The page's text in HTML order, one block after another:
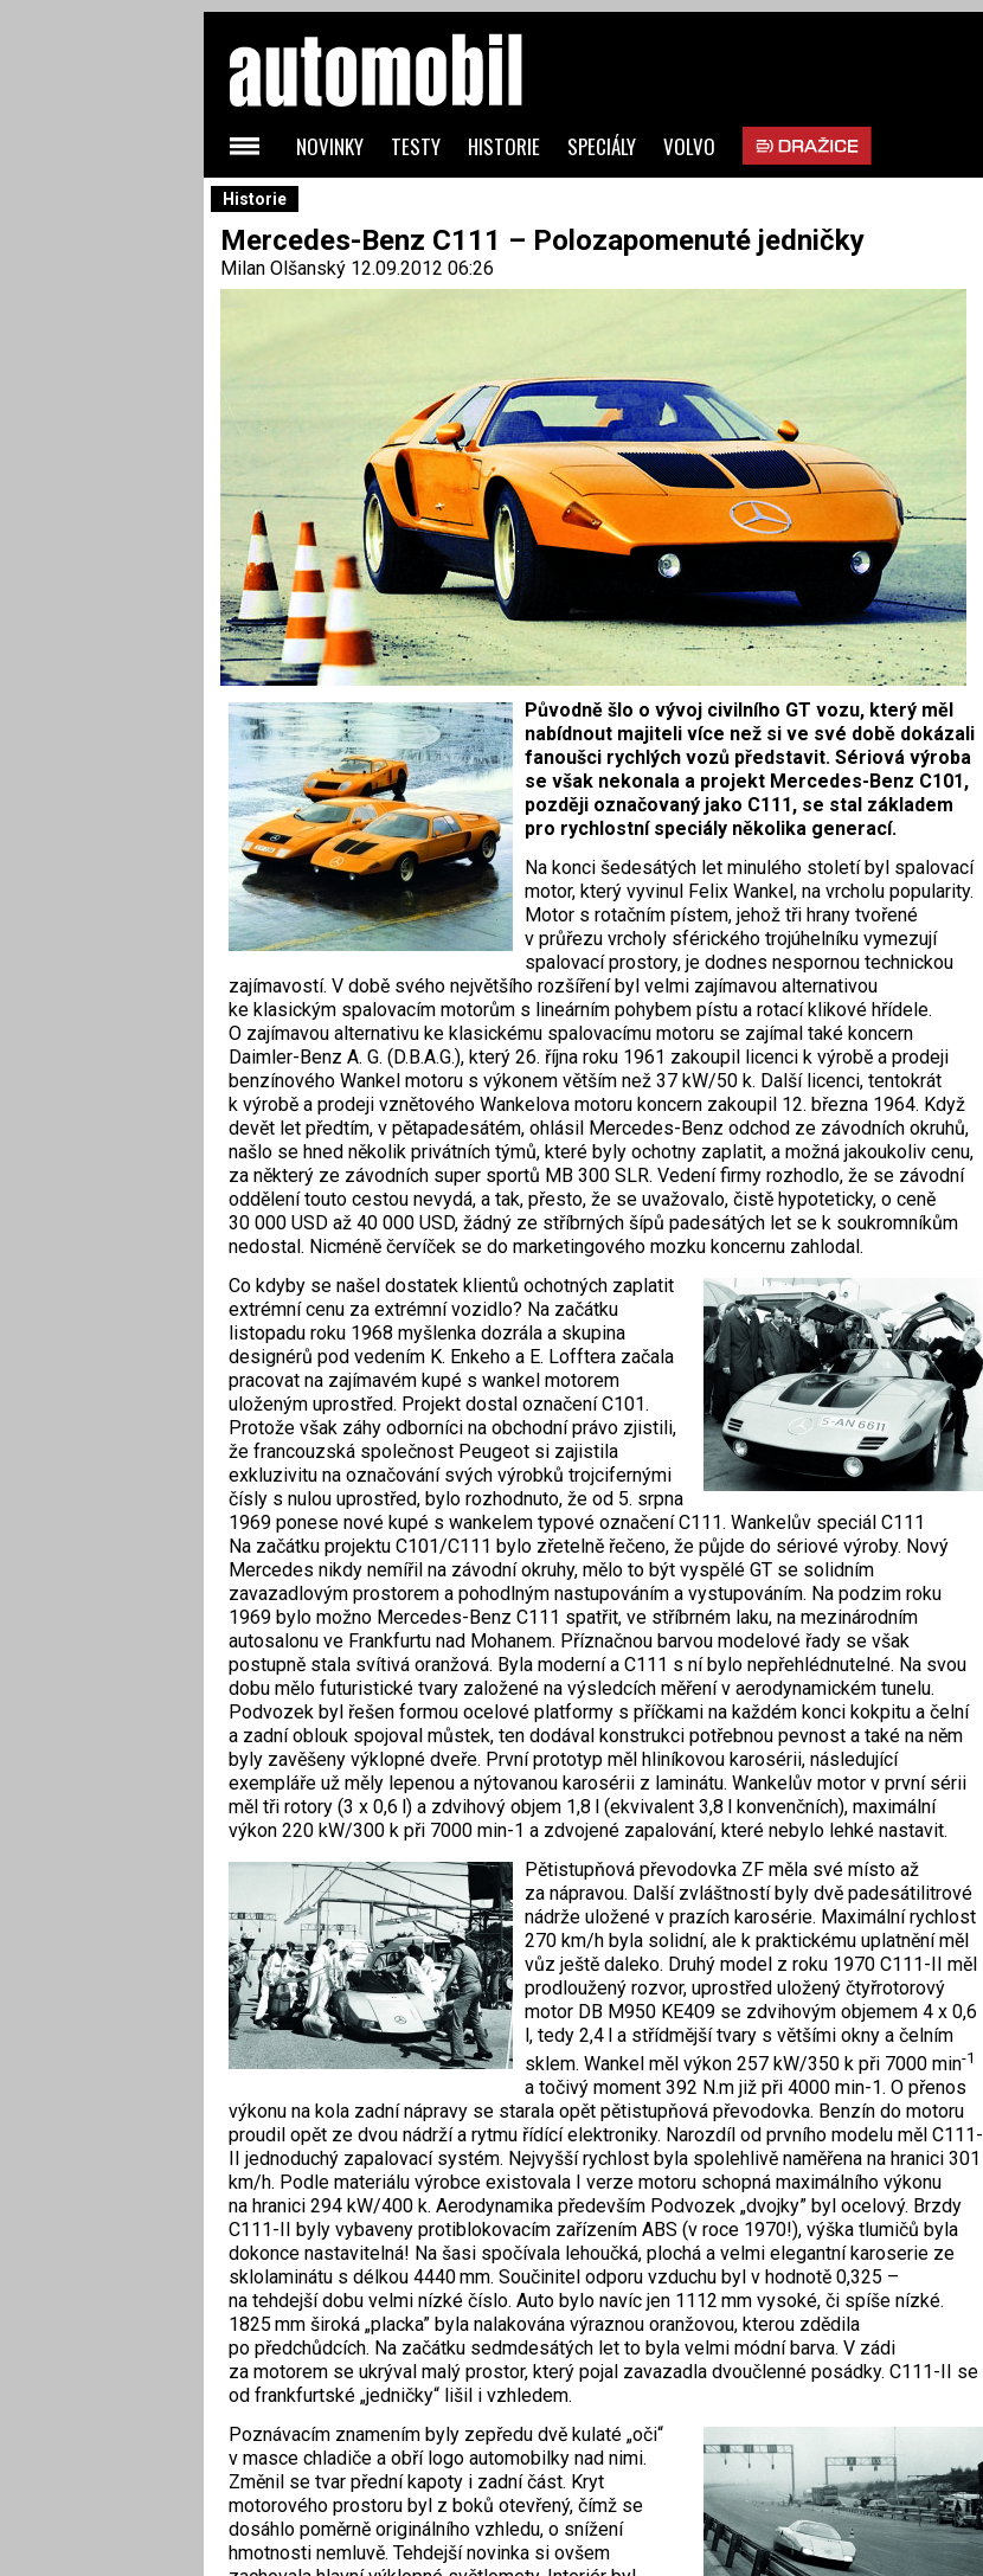
Historie
Mercedes-Benz C111 – Polozapomenuté jedničky
Milan Olšanský12.09.2012 06:26
Původně šlo o vývoj civilního GT vozu, který měl
nabídnout majiteli více než si ve své době dokázali
fanoušci rychlých vozů představit. Sériová výroba
se však nekonala a projekt Mercedes-Benz C101,
později označovaný jako C111, se stal základem
pro rychlostní speciály několika generací.
Na konci šedesátých let minulého století byl spalovací
motor, který vyvinul Felix Wankel, na vrcholu popularity.
Motor s rotačním pístem, jehož tři hrany tvořené
v průřezu vrcholy sférického trojúhelníku vymezují
spalovací prostory, je dodnes nespornou technickou
zajímavostí. V době svého největšího rozšíření byl velmi zajímavou alternativou
ke klasickým spalovacím motorům s lineárním pohybem pístu a rotací klikové hřídele.
O zajímavou alternativu ke klasickému spalovacímu motoru se zajímal také koncern
Daimler-Benz A. G. (D.B.A.G.), který 26. října roku 1961 zakoupil licenci k výrobě a prodeji
benzínového Wankel motoru s výkonem větším než 37 kW/50 k. Další licenci, tentokrát
k výrobě a prodeji vznětového Wankelova motoru koncern zakoupil 12. března 1964. Když
devět let předtím, v pětapadesátém, ohlásil Mercedes-Benz odchod ze závodních okruhů,
našlo se hned několik privátních týmů, které byly ochotny zaplatit, a možná jakoukoliv cenu,
za některý ze závodních super sportů MB 300 SLR. Vedení firmy rozhodlo, že se závodní
oddělení touto cestou nevydá, a tak, přesto, že se uvažovalo, čistě hypoteticky, o ceně
30 000 USD až 40 000 USD, žádný ze stříbrných šípů padesátých let se k soukromníkům
nedostal. Nicméně červíček se do marketingového mozku koncernu zahlodal.
Co kdyby se našel dostatek klientů ochotných zaplatit
extrémní cenu za extrémní vozidlo? Na začátku
listopadu roku 1968 myšlenka dozrála a skupina
designérů pod vedením K. Enkeho a E. Lofftera začala
pracovat na zajímavém kupé s wankel motorem
uloženým uprostřed. Projekt dostal označení C101.
Protože však záhy odborníci na obchodní právo zjistili,
že francouzská společnost Peugeot si zajistila
exkluzivitu na označování svých výrobků trojcifernými
čísly s nulou uprostřed, bylo rozhodnuto, že od 5. srpna
1969 ponese nové kupé s wankelem typové označení C111. Wankelův speciál C111
Na začátku projektu C101/C111 bylo zřetelně řečeno, že půjde do sériové výroby. Nový
Mercedes nikdy nemířil na závodní okruhy, mělo to být vyspělé GT se solidním
zavazadlovým prostorem a pohodlným nastupováním a vystupováním. Na podzim roku
1969 bylo možno Mercedes-Benz C111 spatřit, ve stříbrném laku, na mezinárodním
autosalonu ve Frankfurtu nad Mohanem. Příznačnou barvou modelové řady se však
postupně stala svítivá oranžová. Byla moderní a C111 s ní bylo nepřehlédnutelné. Na svou
dobu mělo futuristické tvary založené na výsledcích měření v aerodynamickém tunelu.
Podvozek byl řešen formou ocelové platformy s příčkami na každém konci kokpitu a čelní
a zadní oblouk spojoval můstek, ten dodával konstrukci potřebnou pevnost a také na něm
byly zavěšeny výklopné dveře. První prototyp měl hliníkovou karosérii, následující
exempláře už měly lepenou a nýtovanou karosérii z laminátu. Wankelův motor v první sérii
měl tři rotory (3 x 0,6 l) a zdvihový objem 1,8 l (ekvivalent 3,8 l konvenčních), maximální
výkon 220 kW/300 k při 7000 min-1 a zdvojené zapalování, které nebylo lehké nastavit.
Pětistupňová převodovka ZF měla své místo až
za nápravou. Další zvláštností byly dvě padesátilitrové
nádrže uložené v prazích karosérie. Maximální rychlost
270 km/h byla solidní, ale k praktickému uplatnění měl
vůz ještě daleko. Druhý model z roku 1970 C111-II měl
prodloužený rozvor, uprostřed uložený čtyřrotorový
motor DB M950 KE409 se zdvihovým objemem 4 x 0,6
l, tedy 2,4 l a střídmější tvary s většími okny a čelním
sklem. Wankel měl výkon 257 kW/350 k při 7000 min-1
a točivý moment 392 N.m již při 4000 min-1. O přenos
výkonu na kola zadní nápravy se starala opět pětistupňová převodovka. Benzín do motoru
proudil opět ze dvou nádrží a rytmu řídící elektroniky. Narozdíl od prvního modelu měl C111-
II jednoduchý zapalovací systém. Nejvyšší rychlost byla spolehlivě naměřena na hranici 301
km/h. Podle materiálu výrobce existovala I verze motoru schopná maximálního výkonu
na hranici 294 kW/400 k. Aerodynamika především Podvozek „dvojky” byl ocelový. Brzdy
C111-II byly vybaveny protiblokovacím zařízením ABS (v roce 1970!), výška tlumičů byla
dokonce nastavitelná! Na šasi spočívala lehoučká, plochá a velmi elegantní karoserie ze
sklolaminátu s délkou 4440 mm. Součinitel odporu vzduchu byl v hodnotě 0,325 –
na tehdejší dobu velmi nízké číslo. Auto bylo navíc jen 1112 mm vysoké, či spíše nízké.
1825 mm široká „placka” byla nalakována výraznou oranžovou, kterou zdědila
po předchůdcích. Na začátku sedmdesátých let to byla velmi módní barva. V zádi
za motorem se ukrýval malý prostor, který pojal zavazadla dvoučlenné posádky. C111-II se
od frankfurtské „jedničky“ lišil i vzhledem.
Poznávacím znamením byly zepředu dvě kulaté „oči“
v masce chladiče a obří logo automobilky nad nimi.
Změnil se tvar přední kapoty i zadní část. Kryt
motorového prostoru byl z boků otevřený, čímž se
dosáhlo poměrně originálního vzhledu, o snížení
hmotnosti nemluvě. Tehdejší novinka si ovšem
NOVINKY TESTY HISTORIE SPECIÁLY VOLVO